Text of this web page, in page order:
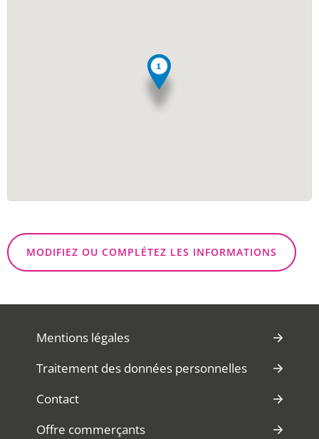
MODIFIEZ OU COMPLÉTEZ LES INFORMATIONS
Mentions légales
Traitement des données personnelles
Contact
Offre commerçants